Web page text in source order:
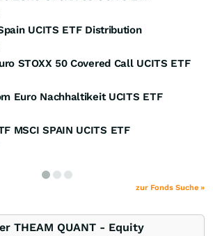
UCITS ETF Distribution
STOXX 50 Covered Call UCITS ETF
Euro Nachhaltikeit UCITS ETF
MSCI SPAIN UCITS ETF
zur Fonds Suche »
THEAM QUANT - Equity